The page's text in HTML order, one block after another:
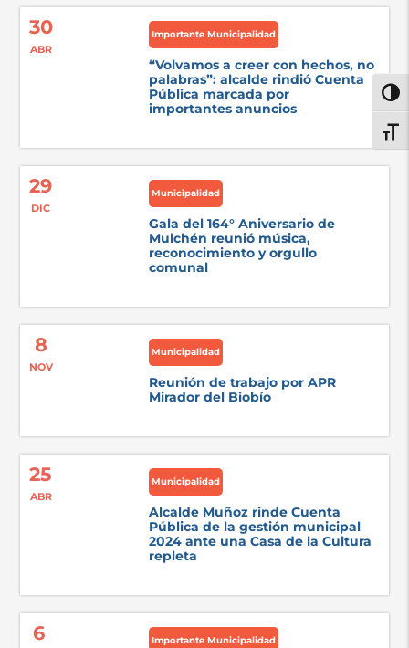
30
ABR
Importante Municipalidad
“Volvamos a creer con hechos, no
palabras”: alcalde rindió Cuenta
Pública marcada por
importantes anuncios
29
DIC
Municipalidad
Gala del 164° Aniversario de
Mulchén reunió música,
reconocimiento y orgullo
comunal
8
NOV
Municipalidad
Reunión de trabajo por APR
Mirador del Biobío
25
ABR
Municipalidad
Alcalde Muñoz rinde Cuenta
Pública de la gestión municipal
2024 ante una Casa de la Cultura
repleta
6 Importante Municipalidad